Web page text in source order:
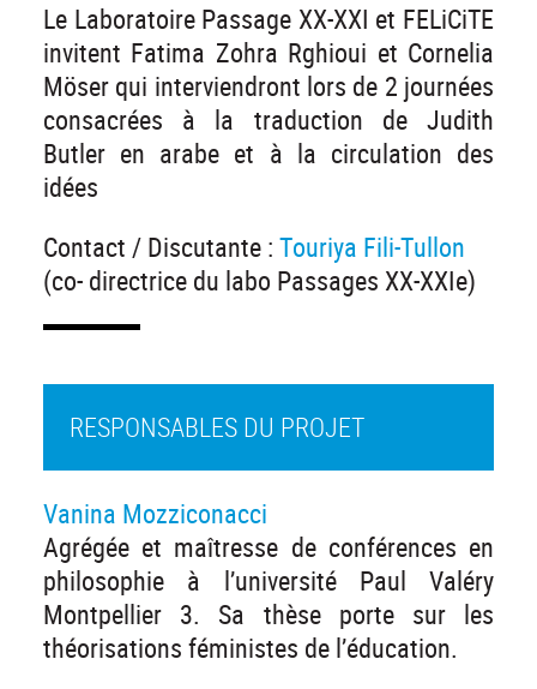
Le Laboratoire Passage XX-XXI et FELiCiTE
invitent Fatima Zohra Rghioui et Cornelia
Möser qui interviendront lors de 2 journées
consacrées à la traduction de Judith
Butler en arabe et à la circulation des
idées
Contact / Discutante : Touriya Fili-Tullon
(co- directrice du labo Passages XX-XXIe)
RESPONSABLES DU PROJET
Vanina Mozziconacci
Agrégée et maîtresse de conférences en
philosophie à l’université Paul Valéry
Montpellier 3. Sa thèse porte sur les
théorisations féministes de l’éducation.